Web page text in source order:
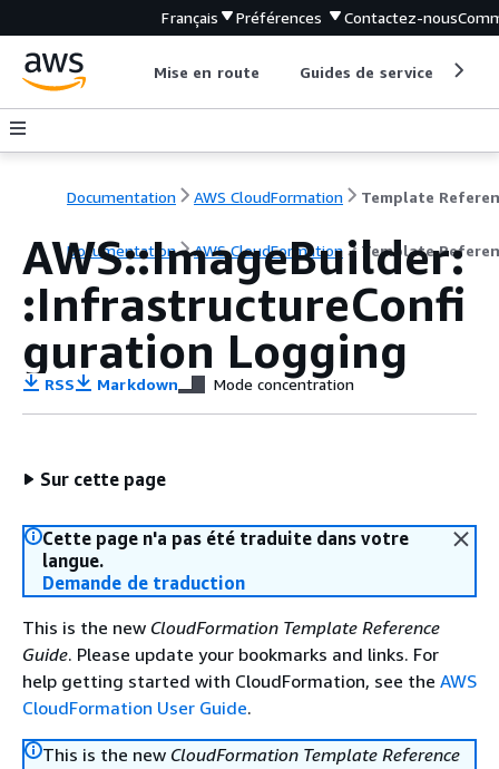
Français Préférences Contactez-nous
Mise en route Guides de service
Documentation AWS CloudFormation Template
Documentation AWS CloudFormation Template
AWS::ImageBuilder:
:InfrastructureConfi
guration Logging
RSS Markdown Mode concentration
Sur cette page
Cette page n'a pas été traduite dans votre
langue.
Demande de traduction
This is the new CloudFormation Template Reference
Guide. Please update your bookmarks and links. For
help getting started with CloudFormation, see the AWS
CloudFormation User Guide.
This is the new CloudFormation Template Reference